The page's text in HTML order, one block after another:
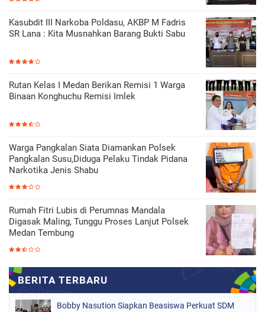
Kasubdit III Narkoba Poldasu, AKBP M Fadris
SR Lana : Kita Musnahkan Barang Bukti Sabu
Rutan Kelas I Medan Berikan Remisi 1 Warga
Binaan Konghuchu Remisi Imlek
Warga Pangkalan Siata Diamankan Polsek
Pangkalan Susu,Diduga Pelaku Tindak Pidana
Narkotika Jenis Shabu
Rumah Fitri Lubis di Perumnas Mandala
Digasak Maling, Tunggu Proses Lanjut Polsek
Medan Tembung
Bobby Nasution Siapkan Beasiswa Perkuat SDM